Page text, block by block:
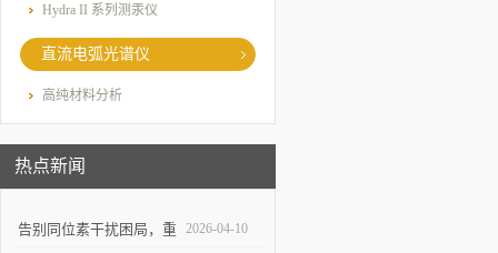
Hydra II 系列测汞仪
直流电弧光谱仪
高纯材料分析
热点新闻
告别同位素干扰困局，重 2026-04-10